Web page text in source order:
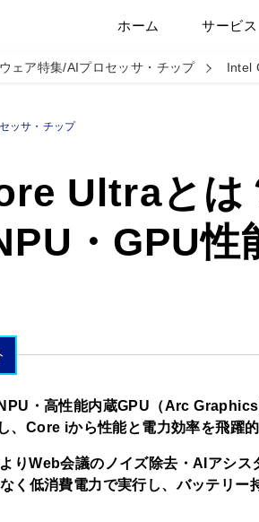
ホーム サービス
ェア特集/AIプロセッサ・チップ Intel
ッサ・チップ
Ultraとは
・GPU性
・高性能内蔵GPU（Arc
、Core iから性能と電力効率を飛躍
りWeb会議のノイズ除去・AIアシ
く低消費電力で実行し、バッテリー